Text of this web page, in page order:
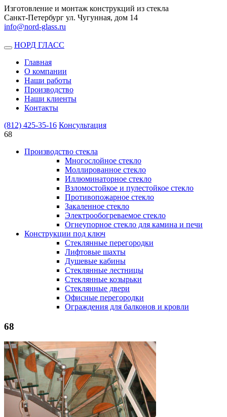
Изготовление и монтаж конструкций из стекла
Санкт-Петербург ул. Чугунная, дом 14
info@nord-glass.ru
Toggle
navigation
НОРД ГЛАСС
Главная
О компании
Наши работы
Производство
Наши клиенты
Контакты
(812) 425-35-16 Консультация
68
Производство стекла
Многослойное стекло
Моллированное стекло
Иллюминаторное стекло
Взломостойкое и пулестойкое стекло
Противопожарное стекло
Закаленное стекло
Электрообогреваемое стекло
Огнеупорное стекло для камина и печи
Конструкции под ключ
Стеклянные перегородки
Лифтовые шахты
Душевые кабины
Cтеклянные лестницы
Cтеклянные козырьки
Cтеклянные двери
Офисные перегородки
Ограждения для балконов и кровли
68